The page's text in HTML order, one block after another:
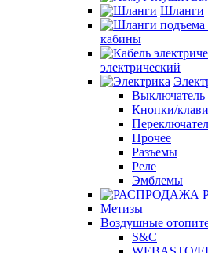
Шланги
кабины
электрический
Выключатель
Кнопки/
Прочее
Разъемы
Реле
Эмблемы
Метизы
Воздушные
S&C